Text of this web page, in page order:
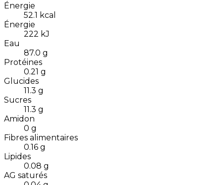
Énergie
52.1 kcal
Énergie
222 kJ
Eau
87.0 g
Protéines
0.21 g
Glucides
11.3 g
Sucres
11.3 g
Amidon
0 g
Fibres alimentaires
0.16 g
Lipides
0.08 g
AG saturés